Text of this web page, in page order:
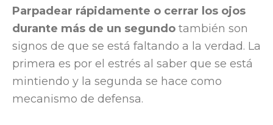
Parpadear rápidamente o cerrar los ojos
durante más de un segundo también son
signos de que se está faltando a la verdad. La
primera es por el estrés al saber que se está
mintiendo y la segunda se hace como
mecanismo de defensa.